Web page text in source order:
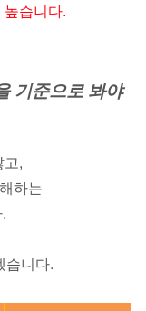
높습니다.
기준으로 봐야
고,
하는
습니다.